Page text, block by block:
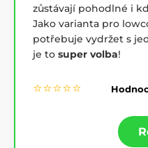
zůstávají pohodlné i
Jako varianta pro
potřebuje vydržet s
je to super volba!
⭐⭐⭐⭐⭐